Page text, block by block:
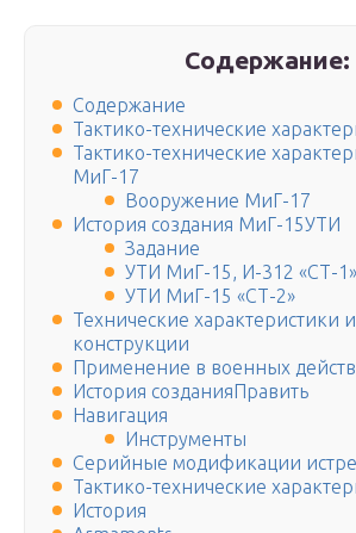
Содержание:
Содержание
Тактико-технические
Тактико-технические
МиГ-17
Вооружение МиГ-17
История создания МиГ-15УТИ
Задание
УТИ МиГ-15, И-312 «СТ-1»
УТИ МиГ-15 «СТ-2»
Технические характеристики
конструкции
Применение в военных
История созданияПравить
Навигация
Инструменты
Серийные модификации
Тактико-технические
История